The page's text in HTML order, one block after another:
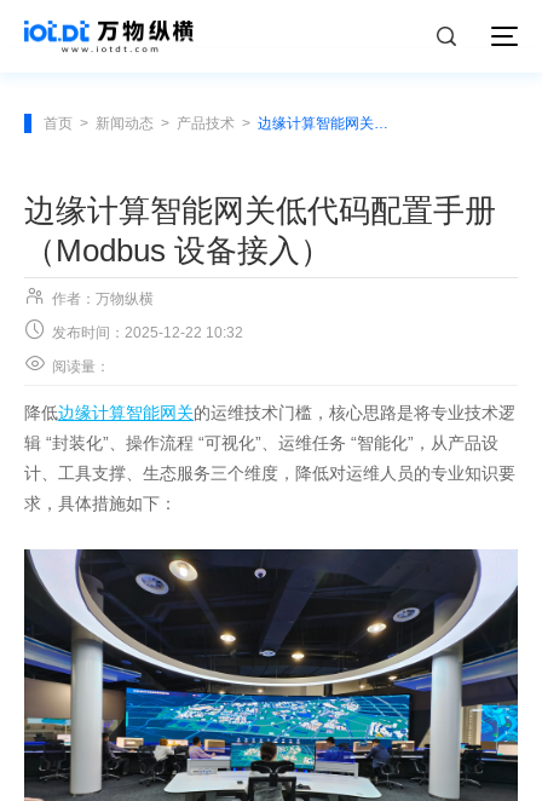
首页 > 新闻动态 > 产品技术 > 边缘计算智能网关低代码配置手册（Modbus 设备接入）
边缘计算智能网关低代码配置手册
（Modbus 设备接入）
 作者：万物纵横
 发布时间：2025-12-22 10:32
 阅读量：
降低边缘计算智能网关的运维技术门槛，核心思路是将专业技术逻
辑 “封装化”、操作流程 “可视化”、运维任务 “智能化”，从产品设
计、工具支撑、生态服务三个维度，降低对运维人员的专业知识要
求，具体措施如下：